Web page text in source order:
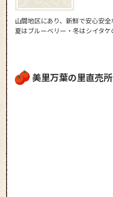
山間地区にあり、新鮮で安心安全
夏はブルーベリー・冬はシイタケ
美里万葉の里直売